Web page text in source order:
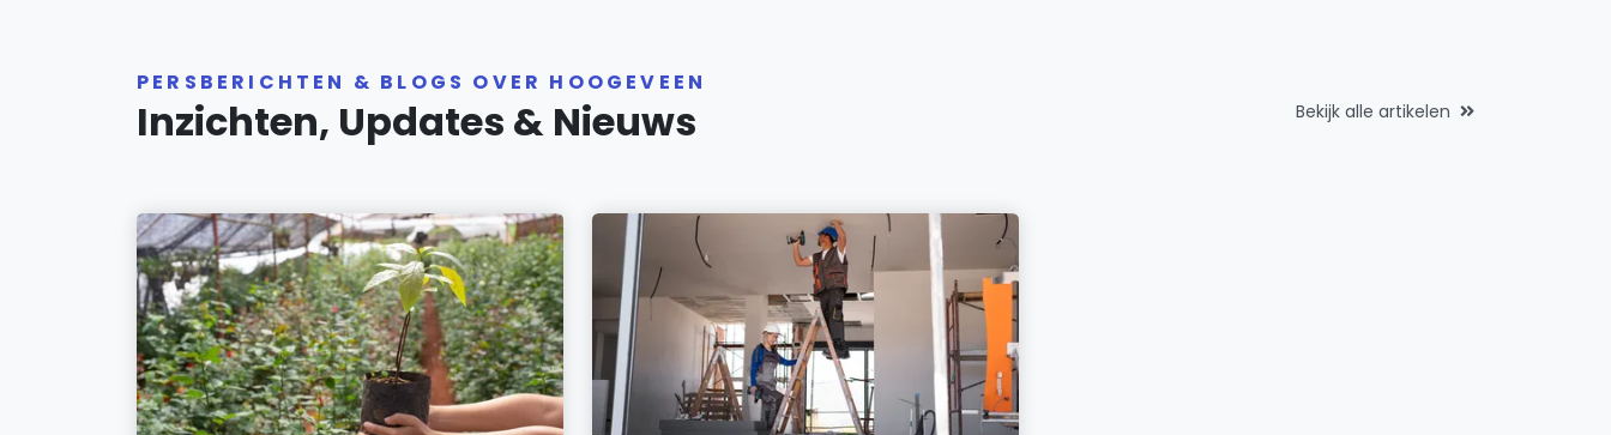
PERSBERICHTEN & BLOGS OVER HOOGEVEEN
Inzichten, Updates & Nieuws Bekijk alle artikelen